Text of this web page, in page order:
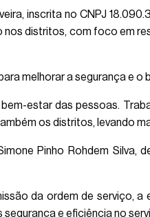
inscrita no CNPJ
distritos, com foco em
melhorar a segurança e
estar das pessoas.
os distritos, levando
Pinho Rohdem
da ordem de serviço, a
e eficiência no